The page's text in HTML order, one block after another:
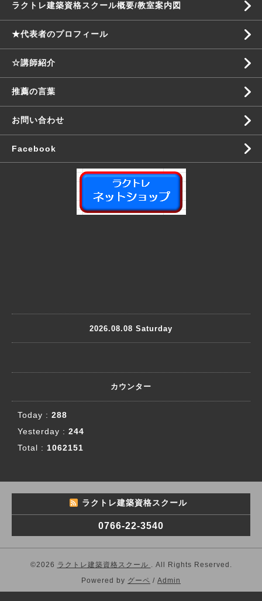
ラクトレ建築資格スクール概要/教室案内図
★代表者のプロフィール
☆講師紹介
推薦の言葉
お問い合わせ
Facebook
2026.08.08 Saturday
カウンター
Today : 288
Yesterday : 244
Total : 1062151
ラクトレ建築資格スクール
0766-22-3540
©2026 ラクトレ建築資格スクール . All Rights Reserved.
Powered by グーペ / Admin